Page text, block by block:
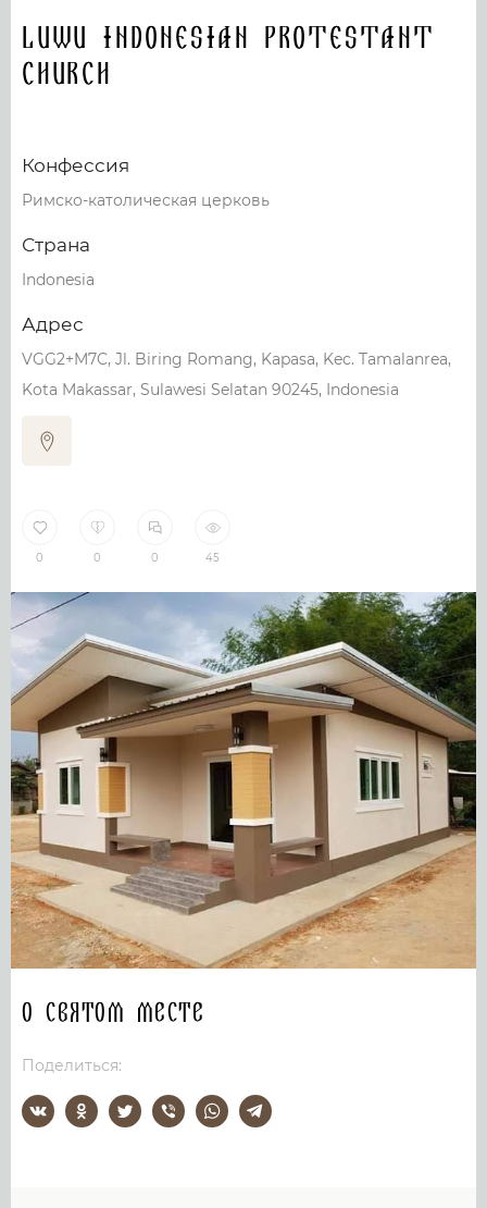
Luwu Indonesian Protestant
Church
Конфессия
Римско-католическая церковь
Страна
Indonesia
Адрес
VGG2+M7C, Jl. Biring Romang, Kapasa, Kec. Tamalanrea,
Kota Makassar, Sulawesi Selatan 90245, Indonesia
0 0 0 45
О святом месте
Поделиться: